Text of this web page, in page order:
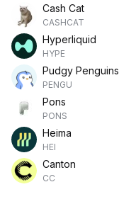
Cash Cat
CASHCAT
Hyperliquid
HYPE
Pudgy Penguins
PENGU
Pons
PONS
Heima
HEI
Canton
CC